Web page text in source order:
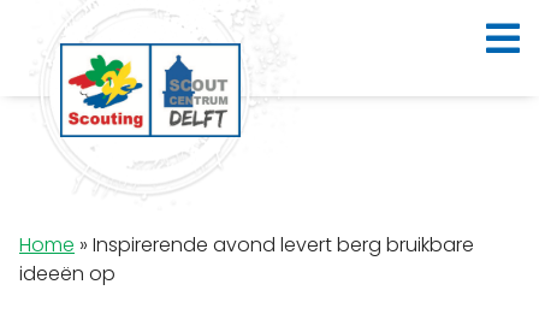
Home » Inspirerende avond levert berg bruikbare
ideeën op